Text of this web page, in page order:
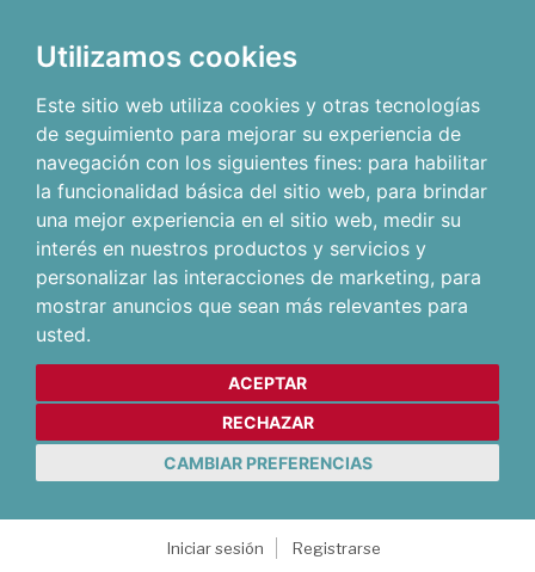
Utilizamos cookies
Este sitio web utiliza cookies y otras tecnologías
de seguimiento para mejorar su experiencia de
navegación con los siguientes fines: para habilitar
la funcionalidad básica del sitio web, para brindar
una mejor experiencia en el sitio web, medir su
interés en nuestros productos y servicios y
personalizar las interacciones de marketing, para
mostrar anuncios que sean más relevantes para
usted.
ACEPTAR
RECHAZAR
CAMBIAR PREFERENCIAS
Iniciar sesión
Registrarse